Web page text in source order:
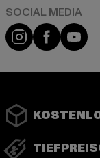
Instagram